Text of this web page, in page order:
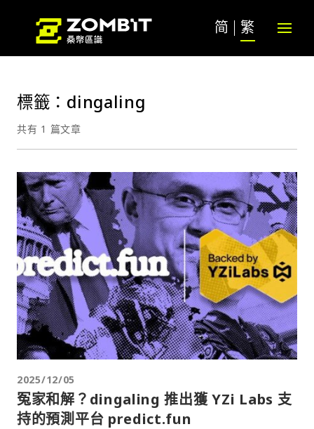
简 繁
標籤：dingaling
共有 1 篇文章
2025/12/05
冤家和解？dingaling 推出獲 YZi Labs 支
持的預測平台 predict.fun